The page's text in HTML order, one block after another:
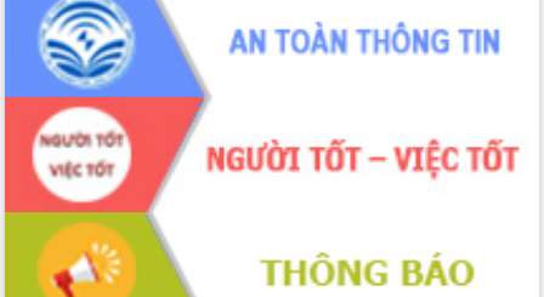
Tập huấn ứng dụng trí tuệ nhân tạo (AI)
trong thương mại điện tử năm 2026
Đoàn đại biểu Quốc hội tỉnh Đắk Lắk
trao đổi thông tin trước Kỳ họp thứ
nhất, Quốc hội khóa XVI
Quyết liệt cải cách hành chính, khơi
thông nguồn lực phát triển
Nâng cao hiệu lực, hiệu quả HĐND
tỉnh thông qua hiện đại hóa hành chính
Xã Ea Phê gắn cải cách hành chính với
chuyển đổi số